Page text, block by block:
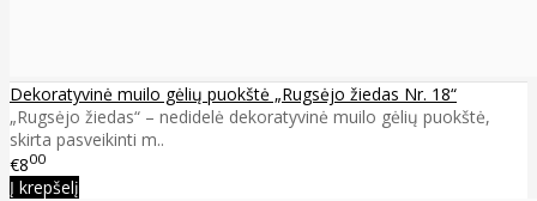
Dekoratyvinė muilo gėlių puokštė „Rugsėjo žiedas Nr. 18“
„Rugsėjo žiedas“ – nedidelė dekoratyvinė muilo gėlių puokštė,
skirta pasveikinti m..
€800
Į krepšelį